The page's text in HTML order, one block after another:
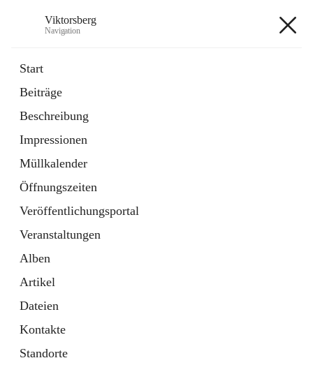
Viktorsberg
Navigation
Start
Beiträge
Beschreibung
Impressionen
Müllkalender
Öffnungszeiten
Veröffentlichungsportal
Veranstaltungen
Alben
Artikel
Dateien
Kontakte
Standorte
1 Schnellzugriff
Bürgerservice
10 Schnellzugriffe